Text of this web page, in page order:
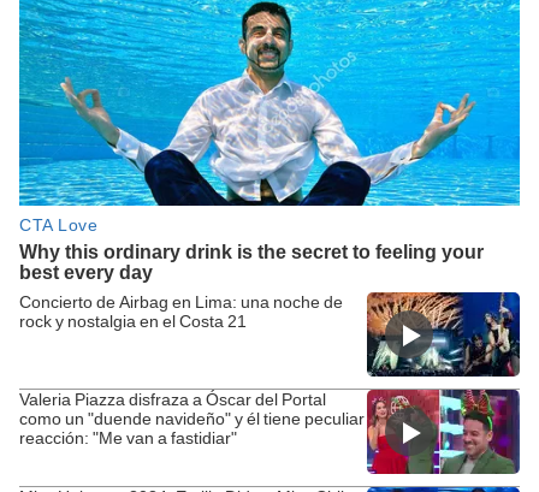
Concierto de Airbag en Lima: una noche de
rock y nostalgia en el Costa 21
Valeria Piazza disfraza a Óscar del Portal
como un "duende navideño" y él tiene peculiar
reacción: "Me van a fastidiar"